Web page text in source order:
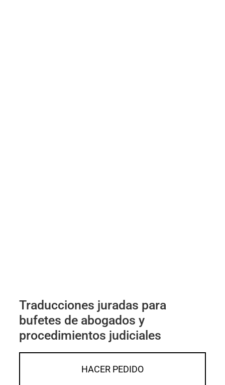
Traducciones juradas para
bufetes de abogados y
procedimientos judiciales
HACER PEDIDO